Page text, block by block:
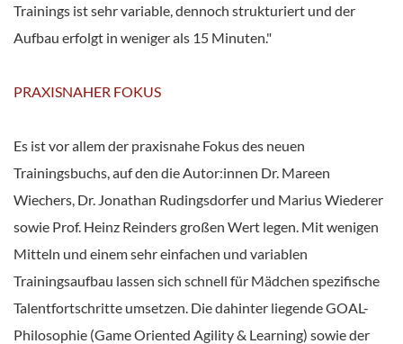
Trainings ist sehr variable, dennoch strukturiert und der
Aufbau erfolgt in weniger als 15 Minuten."
PRAXISNAHER FOKUS
Es ist vor allem der praxisnahe Fokus des neuen
Trainingsbuchs, auf den die Autor:innen Dr. Mareen
Wiechers, Dr. Jonathan Rudingsdorfer und Marius Wiederer
sowie Prof. Heinz Reinders großen Wert legen. Mit wenigen
Mitteln und einem sehr einfachen und variablen
Trainingsaufbau lassen sich schnell für Mädchen spezifische
Talentfortschritte umsetzen. Die dahinter liegende GOAL-
Philosophie (Game Oriented Agility & Learning) sowie der